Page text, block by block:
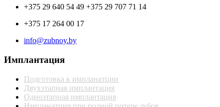
+375 29 640 54 49 +375 29 707 71 14
+375 17 264 00 17
info@zubnoy.by
Имплантация
Подготовка к импланатции
Двухэтапная имплантация
Одноэтапная имплантация